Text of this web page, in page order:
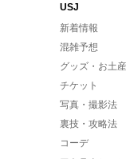
USJ
新着情報
混雑予想
グッズ・お土産
チケット
写真・撮影法
裏技・攻略法
コーデ